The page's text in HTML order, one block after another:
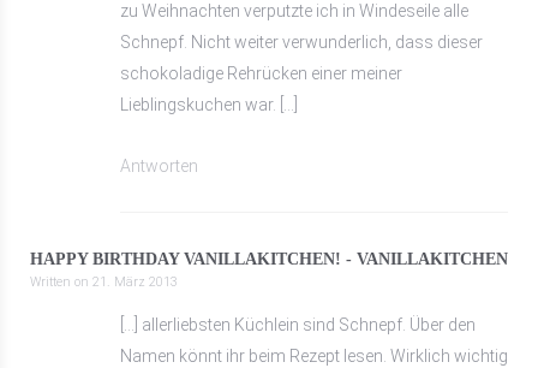
zu Weihnachten verputzte ich in Windeseile alle
Schnepf. Nicht weiter verwunderlich, dass dieser
schokoladige Rehrücken einer meiner
Lieblingskuchen war. […]
Antworten
HAPPY BIRTHDAY VANILLAKITCHEN! - VANILLAKITCHEN
Written on 21. März 2013
[…] allerliebsten Küchlein sind Schnepf. Über den
Namen könnt ihr beim Rezept lesen. Wirklich wichtig